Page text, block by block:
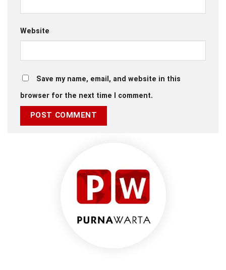
Website
Save my name, email, and website in this
browser for the next time I comment.